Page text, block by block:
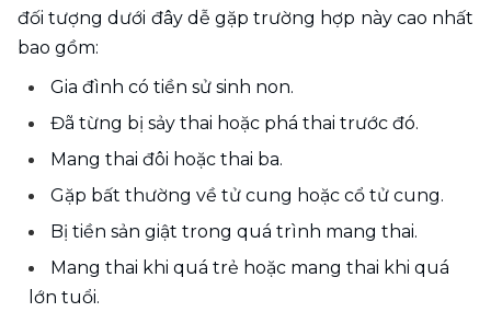
đối tượng dưới đây dễ gặp trường hợp này cao nhất
bao gồm:
Gia đình có tiền sử sinh non.
Đã từng bị sảy thai hoặc phá thai trước đó.
Mang thai đôi hoặc thai ba.
Gặp bất thường về tử cung hoặc cổ tử cung.
Bị tiền sản giật trong quá trình mang thai.
Mang thai khi quá trẻ hoặc mang thai khi quá
lớn tuổi.